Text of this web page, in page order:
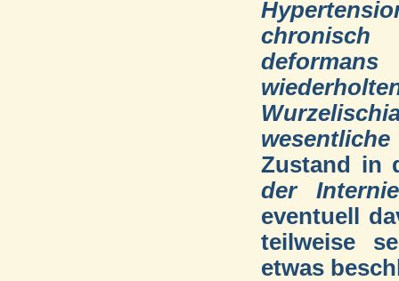
Zustand in
der
eventuell
teilweise
etwas